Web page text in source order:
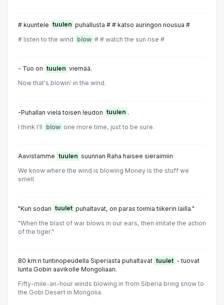
# kuuntele tuulen puhallusta # # katso auringon nousua #
# listen to the wind blow # # watch the sun rise #
- Tuo on tuulen viemää.
Now that's blowin' in the wind.
-Puhallan vielä toisen leudon tuulen .
I think I'll blow one more time, just to be sure.
Aavistamme tuulen suunnan Raha haisee sieraimiin
We know where the wind is blowing Money is the stuff we
smell
"Kun sodan tuulet puhaltavat, on paras toimia tiikerin lailla."
"When the blast of war blows in our ears, then imitate the action
of the tiger."
80 km:n tuntinopeudella Siperiasta puhaltavat tuulet - tuovat
lunta Gobin aavikolle Mongoliaan.
Fifty-mile-an-hour winds blowing in from Siberia bring snow to
the Gobi Desert in Mongolia.